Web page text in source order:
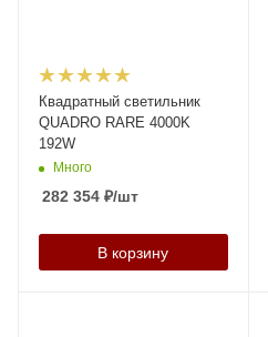
Квадратный светильник
QUADRO RARE 4000K
192W
Много
282 354 ₽/шт
В корзину